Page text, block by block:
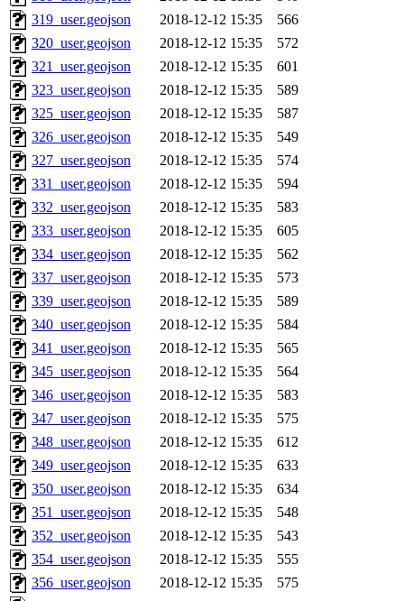
319_user.geojson
2018-12-12 15:35
566
320_user.geojson
2018-12-12 15:35
572
321_user.geojson
2018-12-12 15:35
601
323_user.geojson
2018-12-12 15:35
589
325_user.geojson
2018-12-12 15:35
587
326_user.geojson
2018-12-12 15:35
549
327_user.geojson
2018-12-12 15:35
574
331_user.geojson
2018-12-12 15:35
594
332_user.geojson
2018-12-12 15:35
583
333_user.geojson
2018-12-12 15:35
605
334_user.geojson
2018-12-12 15:35
562
337_user.geojson
2018-12-12 15:35
573
339_user.geojson
2018-12-12 15:35
589
340_user.geojson
2018-12-12 15:35
584
341_user.geojson
2018-12-12 15:35
565
345_user.geojson
2018-12-12 15:35
564
346_user.geojson
2018-12-12 15:35
583
347_user.geojson
2018-12-12 15:35
575
348_user.geojson
2018-12-12 15:35
612
349_user.geojson
2018-12-12 15:35
633
350_user.geojson
2018-12-12 15:35
634
351_user.geojson
2018-12-12 15:35
548
352_user.geojson
2018-12-12 15:35
543
354_user.geojson
2018-12-12 15:35
555
356_user.geojson
2018-12-12 15:35
575